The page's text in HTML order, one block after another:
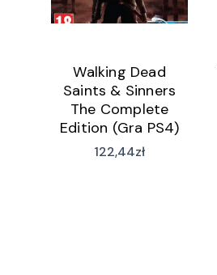
Walking Dead
Saints & Sinners
The Complete
Edition (Gra PS4)
122,44zł